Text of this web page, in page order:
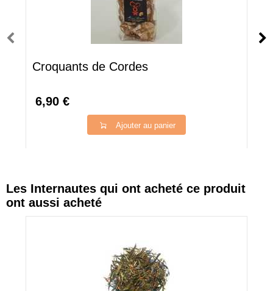
Croquants de Cordes
6,90 €
Ajouter au panier
Les Internautes qui ont acheté ce produit
ont aussi acheté